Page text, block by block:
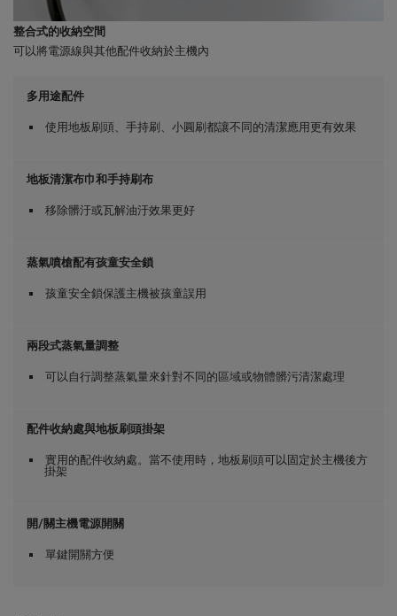
整合式的收納空間
可以將電源線與其他配件收納於主機內
多用途配件
使用地板刷頭、手持刷、小圓刷都讓不同的清潔應用更有效果
地板清潔布巾和手持刷布
移除髒汙或瓦解油汙效果更好
蒸氣噴槍配有孩童安全鎖
孩童安全鎖保護主機被孩童誤用
兩段式蒸氣量調整
可以自行調整蒸氣量來針對不同的區域或物體髒污清潔處理
配件收納處與地板刷頭掛架
實用的配件收納處。當不使用時，地板刷頭可以固定於主機後方
掛架
開/關主機電源開關
單鍵開關方便